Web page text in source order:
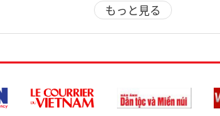
もっと見る